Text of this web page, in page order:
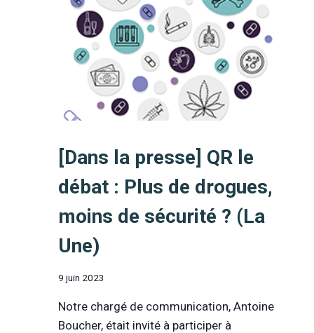
[Dans la presse] QR le
débat : Plus de drogues,
moins de sécurité ? (La
Une)
9 juin 2023
Notre chargé de communication, Antoine
Boucher, était invité à participer à